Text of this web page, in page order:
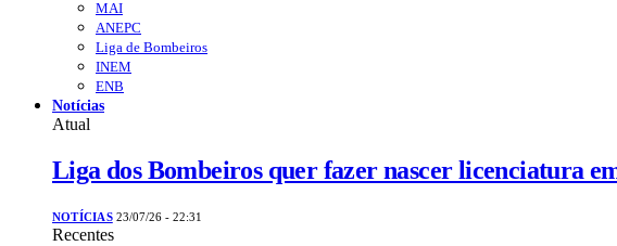
MAI
ANEPC
Liga de Bombeiros
INEM
ENB
Notícias
Atual
Liga dos Bombeiros quer fazer nascer licenciatura
NOTÍCIAS 23/07/26 - 22:31
Recentes